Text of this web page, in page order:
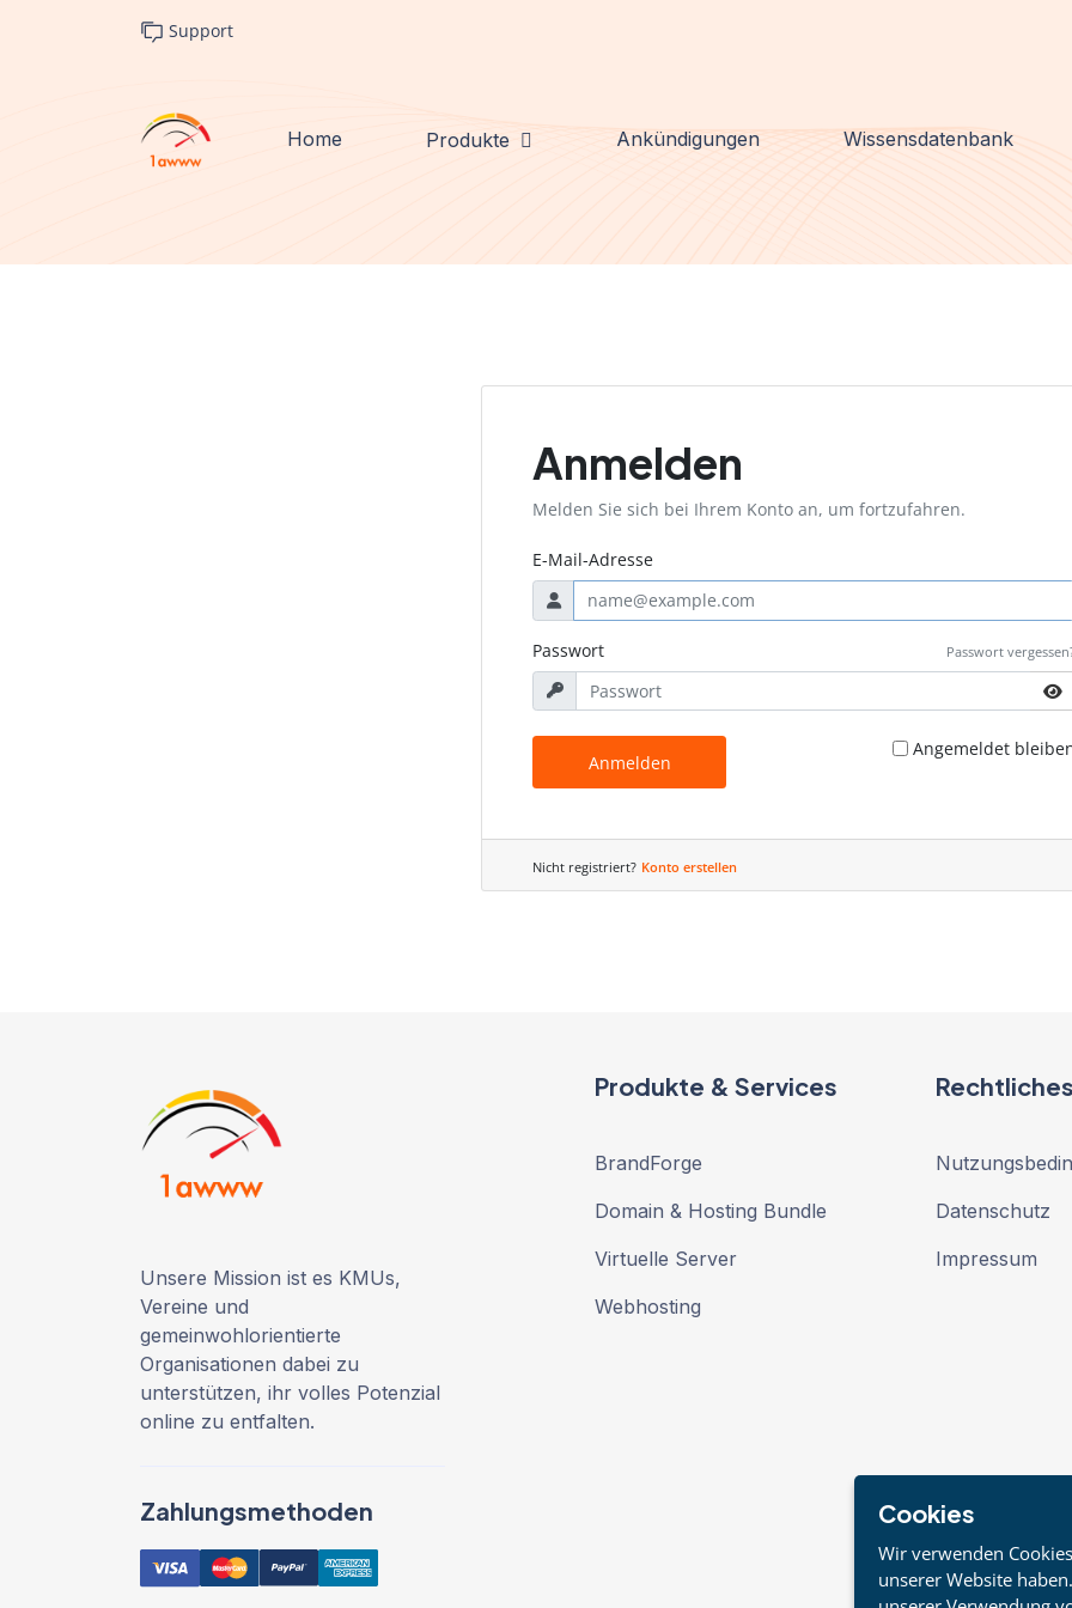
Support
Home Produkte Ankündigungen Wissensdatenbank
Anmelden
Melden Sie sich bei Ihrem Konto an, um fortzufahren.
E-Mail-Adresse
Passwort Passwort
Anmelden
Angemeldet
Nicht registriert? Konto erstellen
Unsere Mission ist es KMUs,
Vereine und
gemeinwohlorientierte
Organisationen dabei zu
unterstützen, ihr volles Potenzial
online zu entfalten.
Zahlungsmethoden
Produkte & Services
BrandForge
Domain & Hosting Bundle
Virtuelle Server
Webhosting
Datenschutz
Impressum
Cookies
Wir verwenden
unserer Website